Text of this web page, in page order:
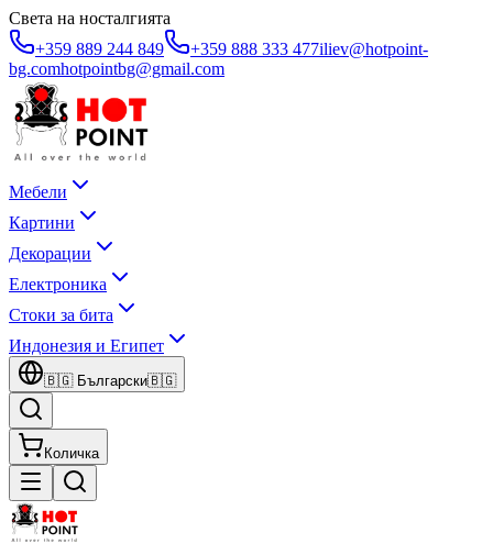
Света на носталгията
+359 889 244 849
+359 888 333 477iliev@hotpoint-
bg.comhotpointbg@gmail.com
Мебели
Картини
Декорации
Електроника
Стоки за бита
Индонезия и Египет
🇧🇬 Български🇧🇬
Количка